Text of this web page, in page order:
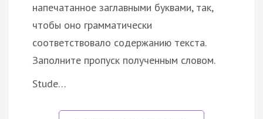
напечатанное заглавными буквами, так,
чтобы оно грамматически
соответствовало содержанию текста.
Заполните пропуск полученным словом.
Stude…